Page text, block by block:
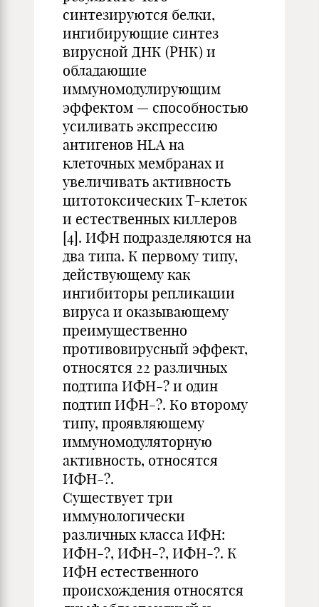
синтезируются белки,
ингибирующие синтез
вирусной ДНК (РНК) и
обладающие
иммуномодулирующим
эффектом — способностью
усиливать экспрессию
антигенов HLA на
клеточных мембранах и
увеличивать активность
цитотоксических Т-клеток
и естественных киллеров
[4]. ИФН подразделяются на
два типа. К первому типу,
действующему как
ингибиторы репликации
вируса и оказывающему
преимущественно
противовирусный эффект,
относятся 22 различных
подтипа ИФН-? и один
подтип ИФН-?. Ко второму
типу, проявляющему
иммуномодуляторную
активность, относятся
ИФН-?.
Существует три
иммунологически
различных класса ИФН:
ИФН-?, ИФН-?, ИФН-?. К
ИФН естественного
происхождения относятся